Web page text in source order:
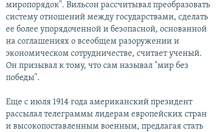
миропорядок". Вильсон рассчитывал преобразовать
систему отношений между государствами, сделать
ее более упорядоченной и безопасной, основанной
на соглашениях о всеобщем разоружении и
экономическом сотрудничестве, считает ученый.
Он призывал к тому, что сам называл "мир без
победы".
Еще с июля 1914 года американский президент
рассылал телеграммы лидерам европейских стран
и высокопоставленным военным, предлагая стать